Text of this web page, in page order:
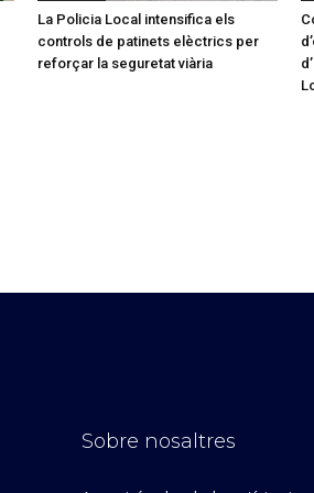
La Policia Local intensifica els
controls de patinets elèctrics per
reforçar la seguretat viària
Sobre nosaltres